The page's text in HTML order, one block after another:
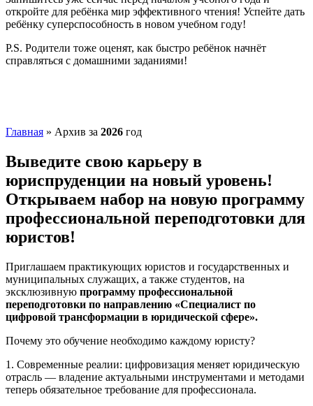
откройте для ребёнка мир эффективного чтения! Успейте дать
ребёнку суперспособность в новом учебном году!
P.S. Родители тоже оценят, как быстро ребёнок начнёт
справляться с домашними заданиями!
Главная » Архив за 2026 год
Выведите свою карьеру в
юриспруденции на новый уровень!
Открываем набор на новую программу
профессиональной переподготовки для
юристов!
Приглашаем практикующих юристов и государственных и
муниципальных служащих, а также студентов, на
эксклюзивную программу профессиональной
переподготовки по направлению «Специалист по
цифровой трансформации в юридической сфере».
Почему это обучение необходимо каждому юристу?
1. Современные реалии: цифровизация меняет юридическую
отрасль — владение актуальными инструментами и методами
теперь обязательное требование для профессионала.